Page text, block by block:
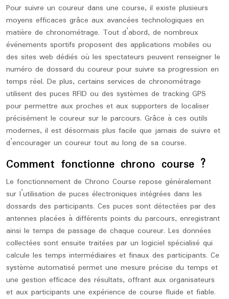
Pour suivre un coureur dans une course, il existe plusieurs
moyens efficaces grâce aux avancées technologiques en
matière de chronométrage. Tout d’abord, de nombreux
événements sportifs proposent des applications mobiles ou
des sites web dédiés où les spectateurs peuvent renseigner le
numéro de dossard du coureur pour suivre sa progression en
temps réel. De plus, certains services de chronométrage
utilisent des puces RFID ou des systèmes de tracking GPS
pour permettre aux proches et aux supporters de localiser
précisément le coureur sur le parcours. Grâce à ces outils
modernes, il est désormais plus facile que jamais de suivre et
d’encourager un coureur tout au long de sa course.
Comment fonctionne chrono course ?
Le fonctionnement de Chrono Course repose généralement
sur l’utilisation de puces électroniques intégrées dans les
dossards des participants. Ces puces sont détectées par des
antennes placées à différents points du parcours, enregistrant
ainsi le temps de passage de chaque coureur. Les données
collectées sont ensuite traitées par un logiciel spécialisé qui
calcule les temps intermédiaires et finaux des participants. Ce
système automatisé permet une mesure précise du temps et
une gestion efficace des résultats, offrant aux organisateurs
et aux participants une expérience de course fluide et fiable.